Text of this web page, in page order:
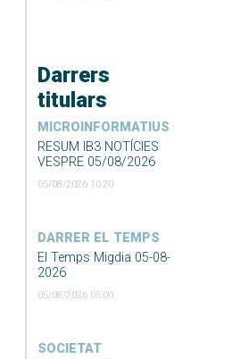
Darrers
titulars
MICROINFORMATIUS
RESUM IB3 NOTÍCIES
VESPRE 05/08/2026
05/08/2026 10:20
DARRER EL TEMPS
El Temps Migdia 05-08-
2026
05/08/2026 05:00
SOCIETAT